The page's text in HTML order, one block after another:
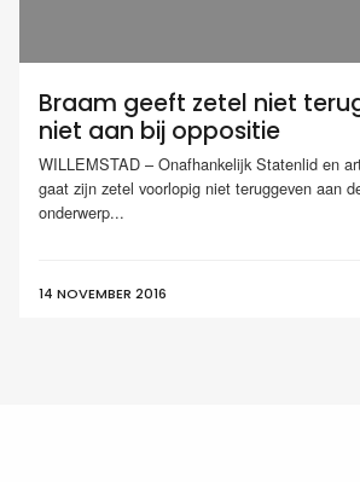
Braam geeft zetel niet
niet aan bij oppositie
WILLEMSTAD – Onafhankelijk Statenlid en
gaat zijn zetel voorlopig niet teruggeven aan
onderwerp...
14 NOVEMBER 2016